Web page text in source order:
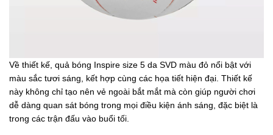
Về thiết kế, quả bóng Inspire size 5 da SVD màu đỏ nổi bật với
màu sắc tươi sáng, kết hợp cùng các họa tiết hiện đại. Thiết kế
này không chỉ tạo nên vẻ ngoài bắt mắt mà còn giúp người chơi
dễ dàng quan sát bóng trong mọi điều kiện ánh sáng, đặc biệt là
trong các trận đấu vào buổi tối.